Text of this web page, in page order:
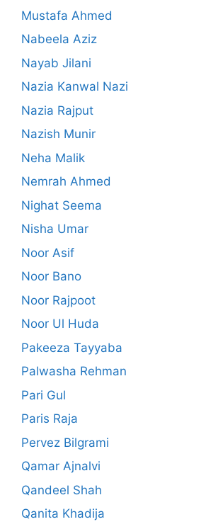
Mustafa Ahmed
Nabeela Aziz
Nayab Jilani
Nazia Kanwal Nazi
Nazia Rajput
Nazish Munir
Neha Malik
Nemrah Ahmed
Nighat Seema
Nisha Umar
Noor Asif
Noor Bano
Noor Rajpoot
Noor Ul Huda
Pakeeza Tayyaba
Palwasha Rehman
Pari Gul
Paris Raja
Pervez Bilgrami
Qamar Ajnalvi
Qandeel Shah
Qanita Khadija